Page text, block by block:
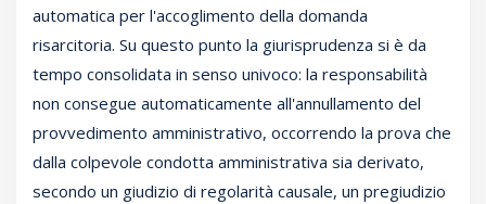
automatica per l'accoglimento della domanda
risarcitoria. Su questo punto la giurisprudenza si è da
tempo consolidata in senso univoco: la responsabilità
non consegue automaticamente all'annullamento del
provvedimento amministrativo, occorrendo la prova che
dalla colpevole condotta amministrativa sia derivato,
secondo un giudizio di regolarità causale, un pregiudizio